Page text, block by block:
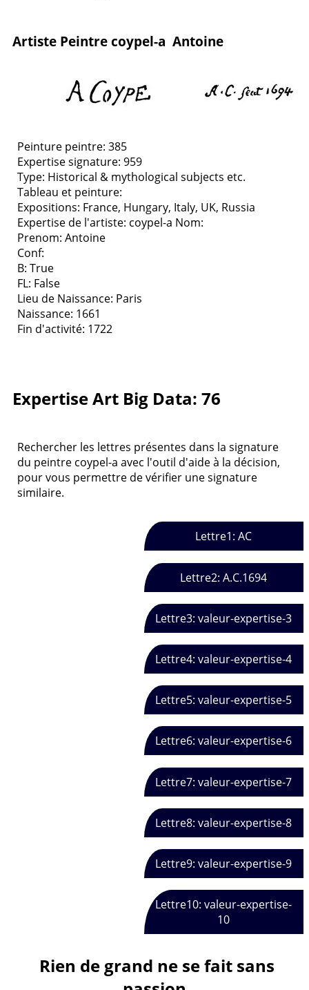
Artiste Peintre coypel-a Antoine
Peinture peintre: 385
Expertise signature: 959
Type: Historical & mythological subjects etc.
Tableau et peinture:
Expositions: France, Hungary, Italy, UK, Russia
Expertise de l'artiste: coypel-a Nom:
Prenom: Antoine
Conf:
B: True
FL: False
Lieu de Naissance: Paris
Naissance: 1661
Fin d'activité: 1722
Expertise Art Big Data: 76
Rechercher les lettres présentes dans la signature
du peintre coypel-a avec l'outil d'aide à la décision,
pour vous permettre de vérifier une signature
similaire.
Lettre1: AC
Lettre2: A.C.1694
Lettre3: valeur-expertise-3
Lettre4: valeur-expertise-4
Lettre5: valeur-expertise-5
Lettre6: valeur-expertise-6
Lettre7: valeur-expertise-7
Lettre8: valeur-expertise-8
Lettre9: valeur-expertise-9
Lettre10: valeur-expertise-
10
Rien de grand ne se fait sans